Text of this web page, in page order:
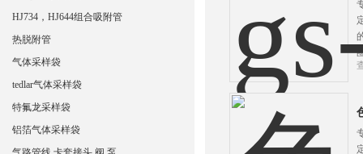
HJ734，HJ644组合吸附管
热脱附管
气体采样袋
tedlar气体采样袋
特氟龙采样袋
铝箔气体采样袋